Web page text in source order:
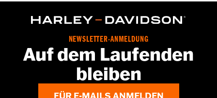
NEWSLETTER-ANMELDUNG
Auf dem Laufenden
bleiben
FÜR E-MAILS ANMELDEN